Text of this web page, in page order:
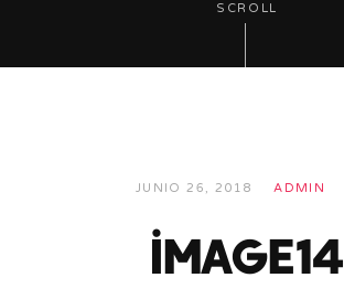
SCROLL
JUNIO 26, 2018 ADMIN
image14